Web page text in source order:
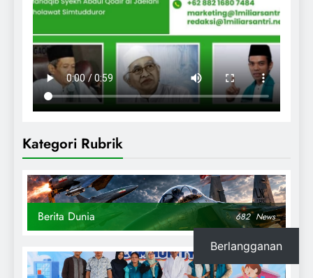
Kategori Rubrik
Berita Dunia 682 News
Berlangganan